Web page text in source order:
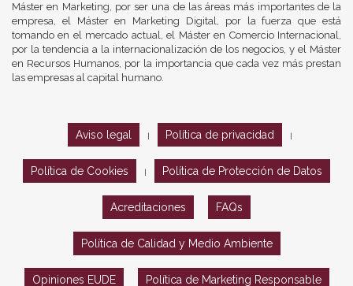
Máster en Marketing, por ser una de las áreas más importantes de la
empresa, el Máster en Marketing Digital, por la fuerza que está
tomando en el mercado actual, el Máster en Comercio Internacional,
por la tendencia a la internacionalización de los negocios, y el Máster
en Recursos Humanos, por la importancia que cada vez más prestan
las empresas al capital humano.
Aviso legal Política de privacidad
Política de Cookies Política de Protección de Datos
Acreditaciones FAQs
Política de Calidad y Medio Ambiente
Opiniones EUDE Política de Marketing Responsable